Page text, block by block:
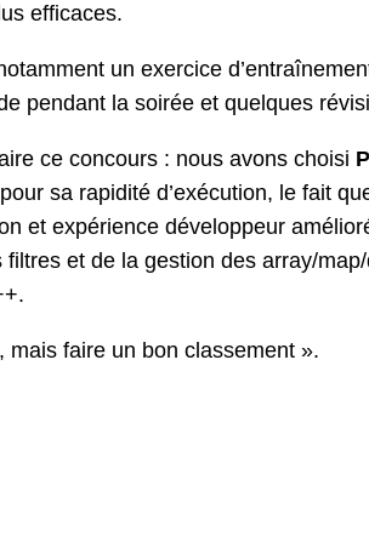
efficaces.
un exercice
pendant la soirée et quelques
ce concours : nous avons choisi
sa rapidité d’exécution, le fait
et expérience développeur
et de la gestion des array/
mais faire un bon classement ».